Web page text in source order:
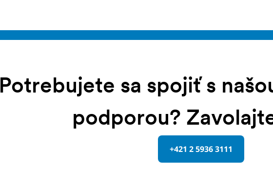
Potrebujete sa spojiť s
podporou?
+421 2 5936 3111